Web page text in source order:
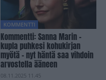
KOMMENTTI
Kommentti: Sanna Marin -
kupla puhkesi kohukirjan
myötä – nyt häntä saa vihdoin
arvostella ääneen
08.11.2025 11.45